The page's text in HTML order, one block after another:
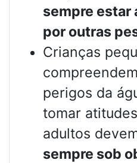
sempre estar
por outras
Crianças
perigos da
tomar
adultos
sempre sob